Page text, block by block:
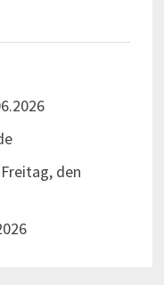
den